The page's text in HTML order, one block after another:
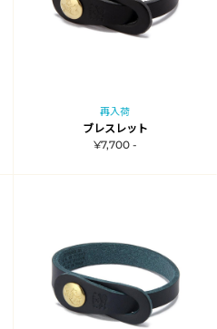
再入荷
ブレスレット
¥7,700 -